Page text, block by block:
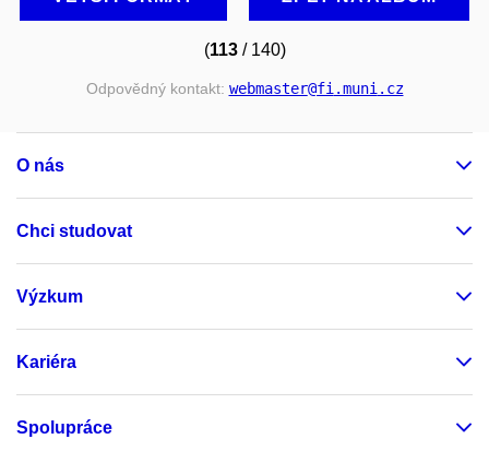
(113/ 140)
Odpovědný kontakt: webmaster@fi.muni.cz
O nás
Chci studovat
Výzkum
Kariéra
Spolupráce